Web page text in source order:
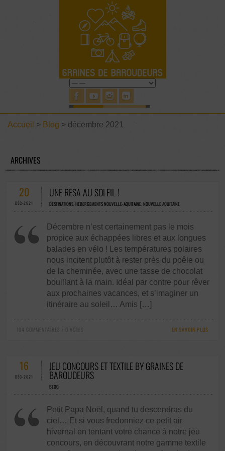
Accueil > Blog > décembre 2021
ARCHIVES
20
DÉC-2021
UNE RÉSA AU SOLEIL !
DESTINATIONS,HÉBERGEMENTS NOUVELLE-AQUITAINE,NOUVELLE AQUITAINE
Décembre n’est certainement pas le mois
propice aux échappées libres et aux longues
balades en vélo ! Les températures polaires
nous incitent plutôt à rester près du poêle ou
de la cheminée, avec une tasse de chocolat
bouillant à la main. Idéal par contre pour rêver
aux prochaines vacances, et s’imaginer un
itinéraire au soleil… Amis […]
104 COMMENTAIRES / 0 VOTES EN SAVOIR PLUS
16
DÉC-2021
JEU CONCOURS ET TEXTILE BY GRAINES DE
BAROUDEURS
BLOG
Petit Papa Noël, quand tu descendras du
ciel… Et si vous fredonniez ce petit air
hivernal en tentant votre chance à notre jeu
concours, en découvrant notre gamme textile